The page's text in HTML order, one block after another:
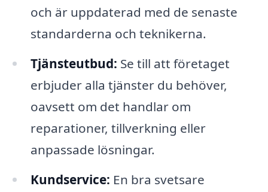
och är uppdaterad med de senaste
standarderna och teknikerna.
Tjänsteutbud: Se till att företaget
erbjuder alla tjänster du behöver,
oavsett om det handlar om
reparationer, tillverkning eller
anpassade lösningar.
Kundservice: En bra svetsare